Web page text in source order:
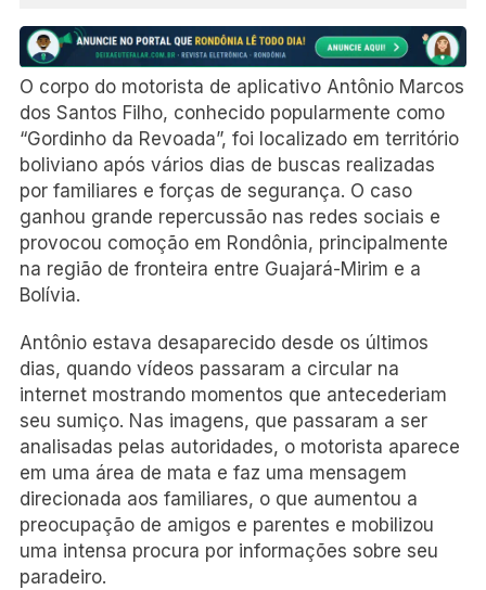
O corpo do motorista de aplicativo Antônio Marcos
dos Santos Filho, conhecido popularmente como
“Gordinho da Revoada”, foi localizado em território
boliviano após vários dias de buscas realizadas
por familiares e forças de segurança. O caso
ganhou grande repercussão nas redes sociais e
provocou comoção em Rondônia, principalmente
na região de fronteira entre Guajará-Mirim e a
Bolívia.
Antônio estava desaparecido desde os últimos
dias, quando vídeos passaram a circular na
internet mostrando momentos que antecederiam
seu sumiço. Nas imagens, que passaram a ser
analisadas pelas autoridades, o motorista aparece
em uma área de mata e faz uma mensagem
direcionada aos familiares, o que aumentou a
preocupação de amigos e parentes e mobilizou
uma intensa procura por informações sobre seu
paradeiro.